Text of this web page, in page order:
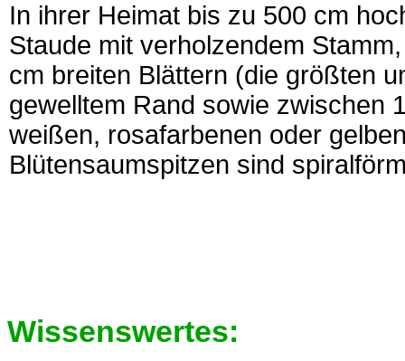
In ihrer Heimat bis zu 500 cm
Staude mit verholzendem
cm breiten Blättern (die größten
gewelltem Rand sowie zwischen
weißen, rosafarbenen oder
Blütensaumspitzen sind
Wissenswertes: